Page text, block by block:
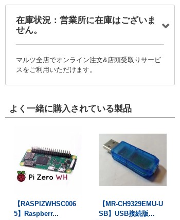
在庫状況：営業所に在庫はございま
せん。
マルツ全店でオンライン注文&店頭受取りサービ
スをご利用いただけます。
よく一緒に購入されている製品
【RASPIZWHSC006
5】Raspberr...
【MR-CH9329EMU-U
SB】USB接続版...